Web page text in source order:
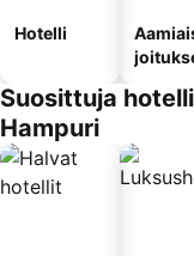
Hotelli
Suosittuja
Hampuri